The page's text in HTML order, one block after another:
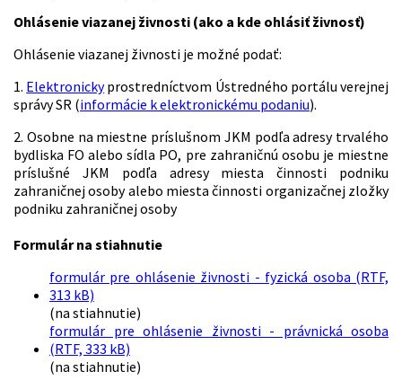
Ohlásenie viazanej živnosti (ako a kde ohlásiť živnosť)
Ohlásenie viazanej živnosti je možné podať:
1. Elektronickyprostredníctvom Ústredného portálu verejnej
správy SR (informácie k elektronickému podaniu).
2. Osobne na miestne príslušnom JKM podľa adresy trvalého
bydliska FO alebo sídla PO, pre zahraničnú osobu je miestne
príslušné JKM podľa adresy miesta činnosti podniku
zahraničnej osoby alebo miesta činnosti organizačnej zložky
podniku zahraničnej osoby
Formulár na stiahnutie
formulár pre ohlásenie živnosti - fyzická osoba (RTF,
313 kB)
(na stiahnutie)
formulár pre ohlásenie živnosti - právnická osoba
(RTF, 333 kB)
(na stiahnutie)